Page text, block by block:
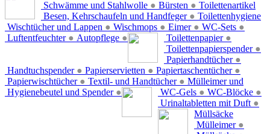
Schwämme und Stahlwolle ● Bürsten ●
Besen, Kehrschaufeln und Handfeger ●
Wischtücher und Lappen ● Wischmops ● Eimer ● WC-Sets ●
Luftentfeuchter ● Autopflege ●
Toilettenartikel
Toilettenpapier ●
Toilettenpapierspender ●
Papierhandtücher ●
Handtuchspender ● Papierservietten ● Papiertaschentücher ●
Papierwischtücher ● Textil- und Handtücher ●
Hygienebeutel und Spender ●
Toilettenhygiene
WC-Gels ● WC-Blöcke ●
Urinaltabletten mit Duft ●
Mülleimer und
Müllsäcke
Mülleimer ●